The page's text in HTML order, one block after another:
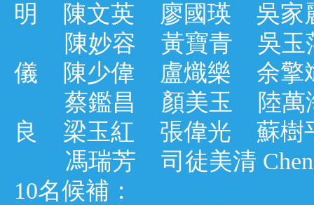
明 陳文英 廖國瑛 吳家
陳妙容 黃寶青 吳玉
儀 陳少偉 盧熾樂 余擎
蔡鑑昌 顏美玉 陸萬
良 梁玉紅 張偉光 蘇樹
馮瑞芳 司徒美清 Cheng
10名候補：